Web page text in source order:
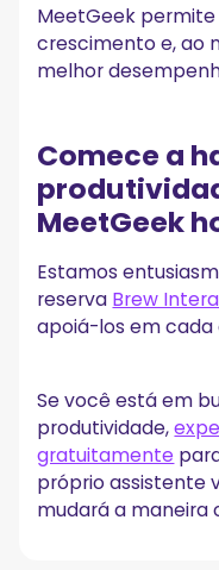
MeetGeek
crescimento e, ao
melhor
Comece a
MeetGeek
Estamos
reserva Brew
apoiá-los em
Se você está em
produtividade,
gratuitamente
próprio assistente
mudará a maneira